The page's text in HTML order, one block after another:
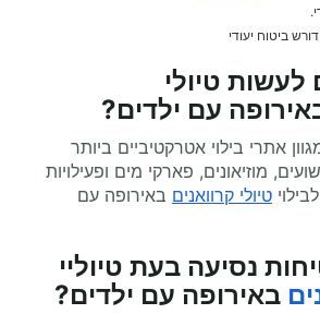
ביטוח יעודי
לעשות טיולי
עם ילדים?
אתרי בילוי אטרקטיביים ביותר
מוזיאונים, פארקי מים ופעילויות
טיולי קרוואנים באירופה עם
נסיעה בעת טיוליי
באירופה עם ילדים?